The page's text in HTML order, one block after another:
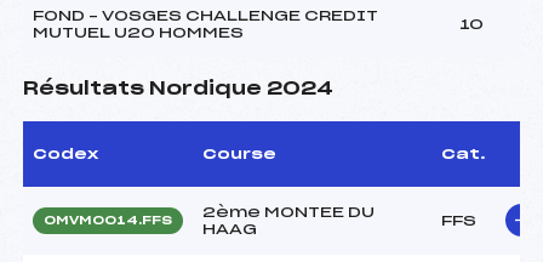
FOND – VOSGES CHALLENGE CREDIT
MUTUEL U20 HOMMES
10
Résultats Nordique 2024
Codex Course Cat.
OMVM0014.FFS
2ème MONTEE DU
HAAG
FFS